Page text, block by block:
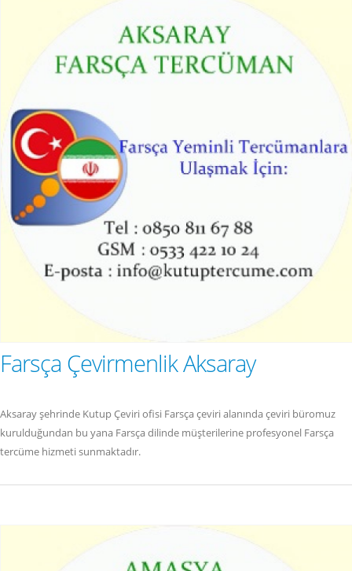
Farsça Çevirmenlik Aksaray
Aksaray şehrinde Kutup Çeviri ofisi Farsça çeviri alanında çeviri büromuz
kurulduğundan bu yana Farsça dilinde müşterilerine profesyonel Farsça
tercüme hizmeti sunmaktadır.